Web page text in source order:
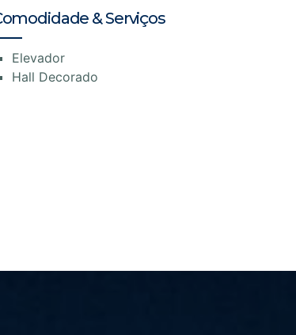
& Serviços
Elevador
Hall Decorado